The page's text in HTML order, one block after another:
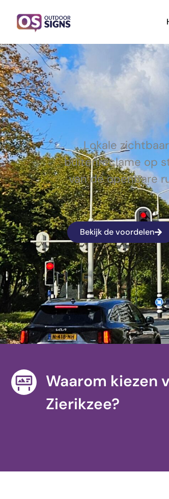
Lokale
buitenreclame op
van de openbare
Bekijk de voordelen
Waarom kiezen
Zierikzee?